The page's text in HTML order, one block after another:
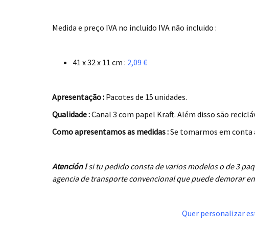
Medida e preço IVA no incluido IVA não incluido :
41 x 32 x 11 cm : 2,09 €
Apresentação : Pacotes de 15 unidades.
Qualidade :Canal 3 com papel Kraft. Além disso são
Como apresentamos as medidas :Se tomarmos em conta
Atención !si tu pedido consta de varios modelos o de 3
agencia de transporte convencional que puede demorar
Quer personalizar